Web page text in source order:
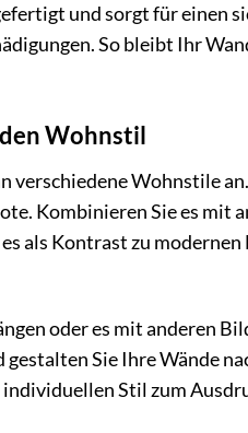
und sorgt für einen
So bleibt Ihr
Wohnstil
verschiedene Wohnstile
Kombinieren Sie es mit
als Kontrast zu
oder es mit anderen
Sie Ihre Wände
Stil zum